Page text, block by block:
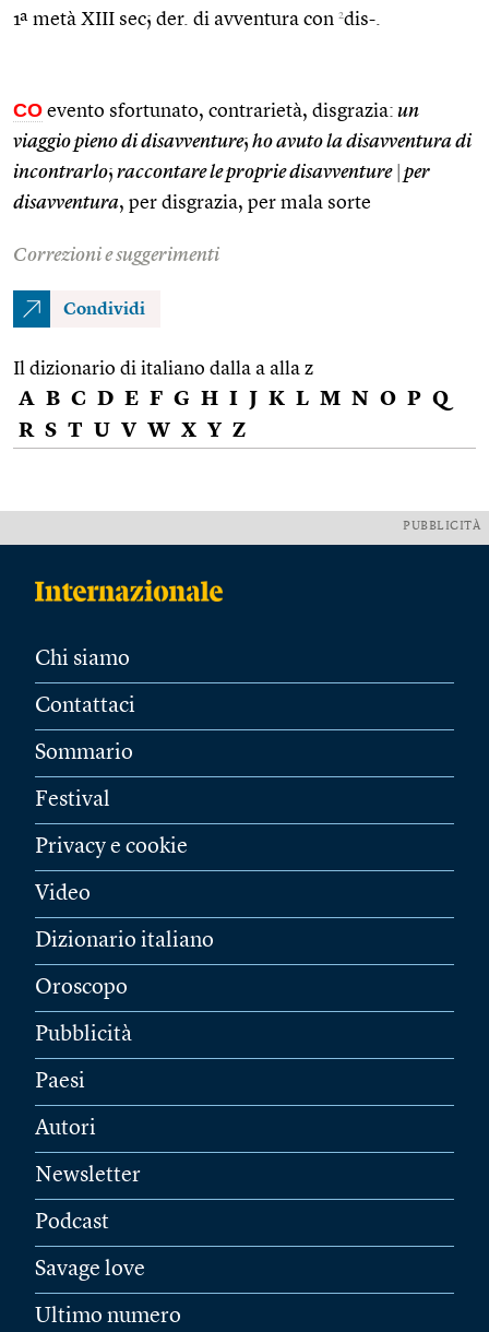
1ª metà XIII sec; der. di avventura con 2dis-.
CO evento sfortunato, contrarietà, disgrazia: un
viaggio pieno di disavventure; ho avuto la disavventura di
incontrarlo; raccontare le proprie disavventure
per
disavventura, per disgrazia, per mala sorte
Correzioni e suggerimenti
Condividi
Il dizionario di italiano dalla a alla z
A B C D E F G H I J K L M N O P Q
R S T U V W X Y Z
PUBBLICITÀ
Chi siamo
Contattaci
Sommario
Festival
Privacy e cookie
Video
Dizionario italiano
Oroscopo
Pubblicità
Paesi
Autori
Newsletter
Podcast
Savage love
Ultimo numero